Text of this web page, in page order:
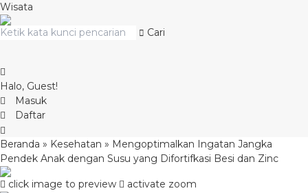
Wisata
Cari
Halo, Guest!
Masuk
Daftar
Beranda » Kesehatan » Mengoptimalkan Ingatan Jangka
Pendek Anak dengan Susu yang Difortifkasi Besi dan Zinc
click image to preview activate zoom